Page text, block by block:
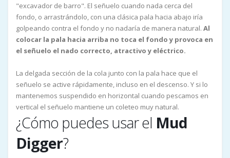
"excavador de barro". El señuelo cuando nada cerca del
fondo, o arrastrándolo, con una clásica pala hacia abajo iría
golpeando contra el fondo y no nadaría de manera natural. Al
colocar la pala hacia arriba no toca el fondo y provoca en
el señuelo el nado correcto, atractivo y eléctrico.
La delgada sección de la cola junto con la pala hace que el
señuelo se active rápidamente, incluso en el descenso. Y si lo
mantenemos suspendido en horizontal cuando pescamos en
vertical el señuelo mantiene un coleteo muy natural.
¿Cómo puedes usar el Mud
Digger?